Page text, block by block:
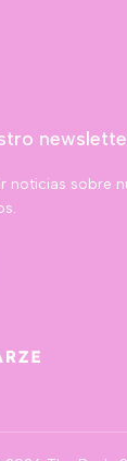
noticias sobre